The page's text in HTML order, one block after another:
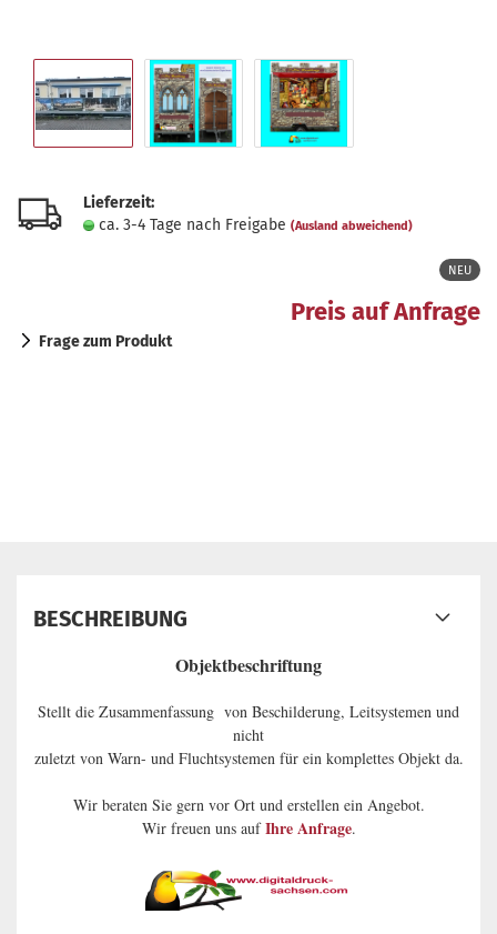
Lieferzeit:
ca. 3-4 Tage nach Freigabe (Ausland abweichend)
NEU
Preis auf Anfrage
Frage zum Produkt
BESCHREIBUNG
Objektbeschriftung
Stellt die Zusammenfassung von Beschilderung, Leitsystemen und
nicht
zuletzt von Warn- und Fluchtsystemen für ein komplettes Objekt da.
Wir beraten Sie gern vor Ort und erstellen ein Angebot.
Wir freuen uns aufIhre Anfrage.